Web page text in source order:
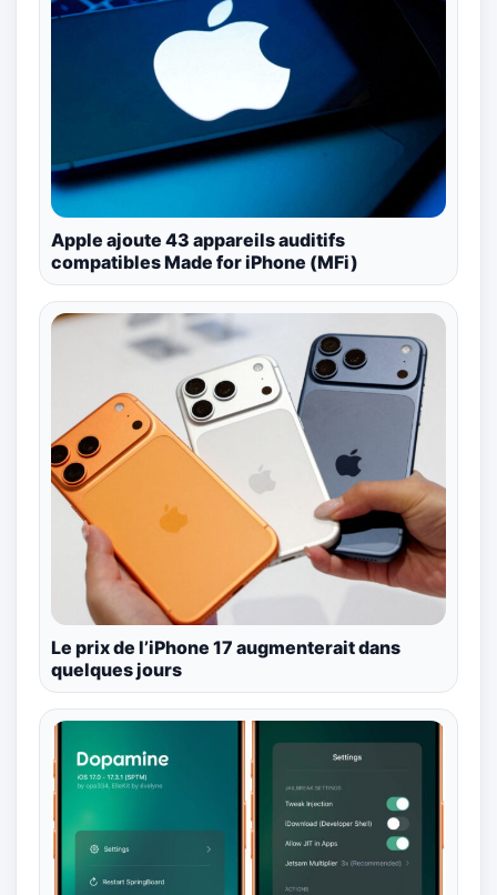
Apple ajoute 43 appareils auditifs
compatibles Made for iPhone (MFi)
Le prix de l’iPhone 17 augmenterait dans
quelques jours